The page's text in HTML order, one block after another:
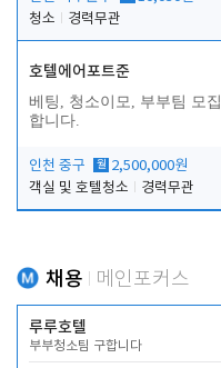
청소
경력무관
호텔에어포트준
베팅, 청소이모, 부부팀 모집
합니다.
인천 중구 월 2,500,000원
객실 및 호텔청소
경력무관
채용 메인포커스
루루호텔
부부청소팀 구합니다